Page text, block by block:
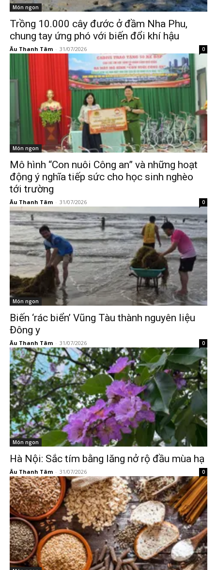
Món ngon
Trồng 10.000 cây đước ở đầm Nha Phu,
chung tay ứng phó với biến đổi khí hậu
Âu Thanh Tâm - 31/07/2026 0
Món ngon
Mô hình “Con nuôi Công an” và những hoạt
động ý nghĩa tiếp sức cho học sinh nghèo
tới trường
Âu Thanh Tâm - 31/07/2026 0
Món ngon
Biến ‘rác biển’ Vũng Tàu thành nguyên liệu
Đông y
Âu Thanh Tâm - 31/07/2026 0
Món ngon
Hà Nội: Sắc tím bằng lăng nở rộ đầu mùa hạ
Âu Thanh Tâm - 31/07/2026 0